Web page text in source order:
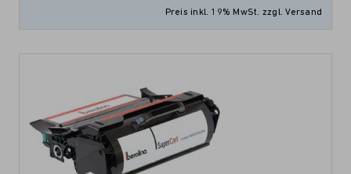
Preis inkl. 19% MwSt. zzgl. Versand